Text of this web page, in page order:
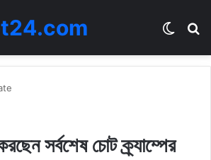
সর্বশেষ চোট ক্র্যাম্পের